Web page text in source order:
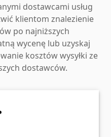
dostawcami usług
klientom znalezienie
po najniższych
wycenę lub uzyskaj
kosztów wysyłki ze
dostawców.